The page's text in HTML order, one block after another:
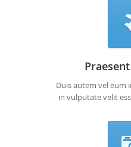
Duis autem vel
in vulputate velit